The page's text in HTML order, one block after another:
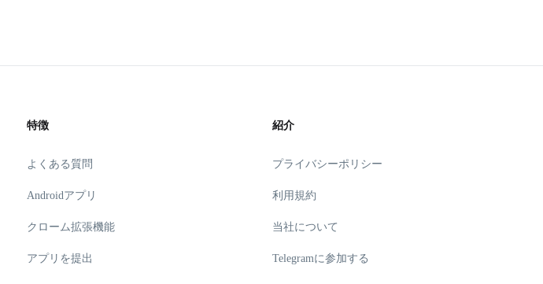
特徴
よくある質問
Androidアプリ
クローム拡張機能
アプリを提出
紹介
プライバシーポリシー
利用規約
当社について
Telegramに参加する